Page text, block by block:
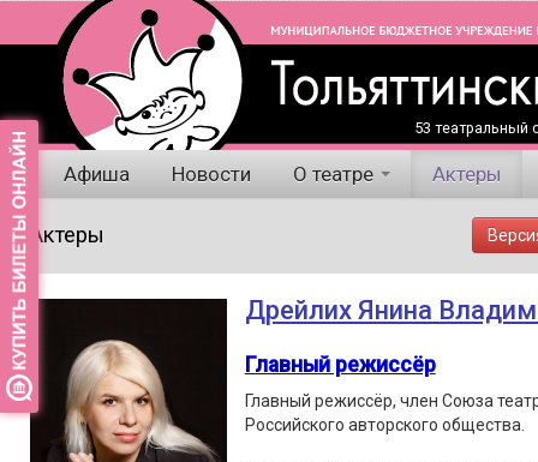
53 театральный
Афиша Новости О театре Актеры
Актеры
Дрейлих Янина
Главный режиссёр
Главный режиссёр, член Союза
Российского авторского общества.